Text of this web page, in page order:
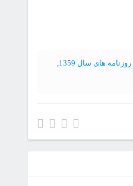
روزنامه های سال 1359
,